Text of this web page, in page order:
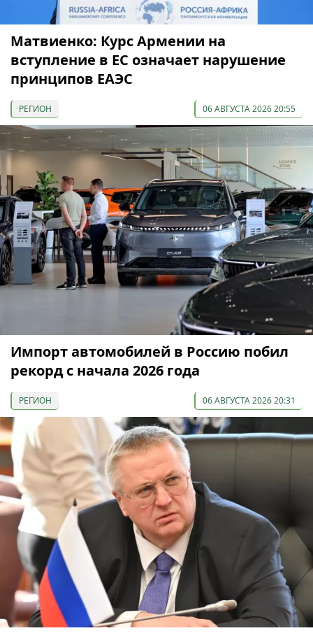
Матвиенко: Курс Армении на
вступление в ЕС означает нарушение
принципов ЕАЭС
РЕГИОН 06 АВГУСТА 2026 20:55
Импорт автомобилей в Россию побил
рекорд с начала 2026 года
РЕГИОН 06 АВГУСТА 2026 20:31